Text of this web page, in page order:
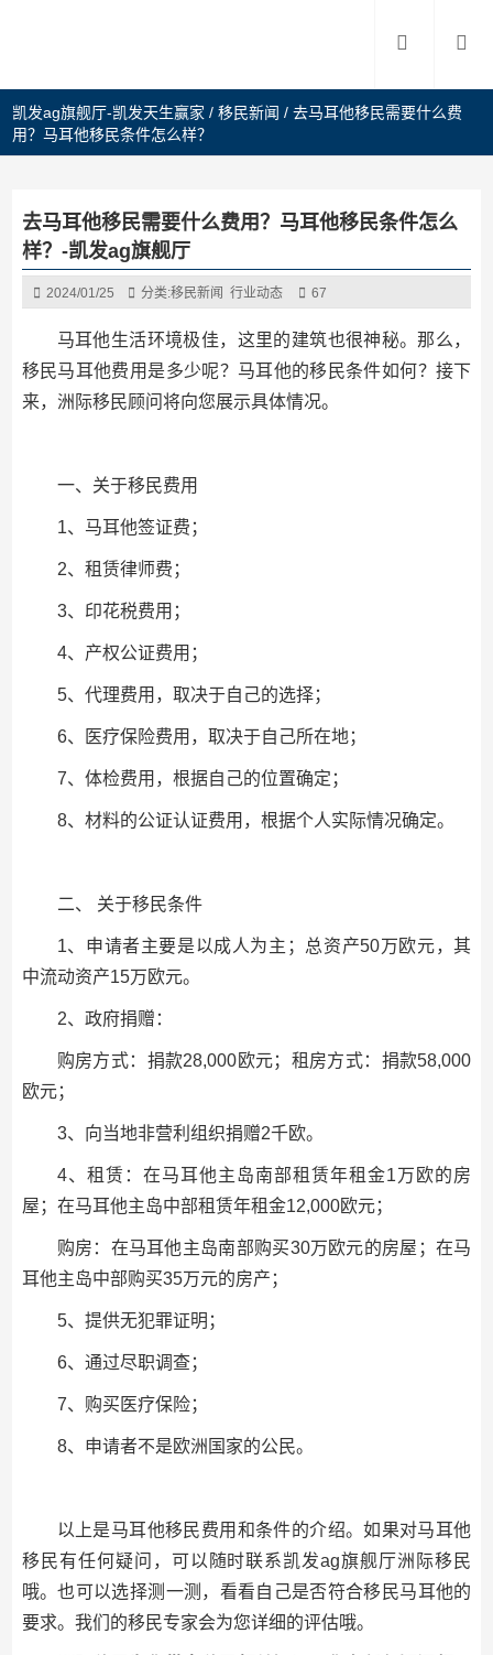
凯发ag旗舰厅-凯发天生赢家 /移民新闻 /去马耳他移民需要什么费
用？马耳他移民条件怎么样？
去马耳他移民需要什么费用？马耳他移民条件怎么
样？-凯发ag旗舰厅
2024/01/25 分类:移民新闻 行业动态 67
马耳他生活环境极佳，这里的建筑也很神秘。那么，
移民马耳他费用是多少呢？马耳他的移民条件如何？接下
来，洲际移民顾问将向您展示具体情况。
一、关于移民费用
1、马耳他签证费；
2、租赁律师费；
3、印花税费用；
4、产权公证费用；
5、代理费用，取决于自己的选择；
6、医疗保险费用，取决于自己所在地；
7、体检费用，根据自己的位置确定；
8、材料的公证认证费用，根据个人实际情况确定。
二、 关于移民条件
1、申请者主要是以成人为主；总资产50万欧元，其
中流动资产15万欧元。
2、政府捐赠：
购房方式：捐款28,000欧元；租房方式：捐款58,000
欧元；
3、向当地非营利组织捐赠2千欧。
4、租赁：在马耳他主岛南部租赁年租金1万欧的房
屋；在马耳他主岛中部租赁年租金12,000欧元；
购房：在马耳他主岛南部购买30万欧元的房屋；在马
耳他主岛中部购买35万元的房产；
5、提供无犯罪证明；
6、通过尽职调查；
7、购买医疗保险；
8、申请者不是欧洲国家的公民。
以上是马耳他移民费用和条件的介绍。如果对马耳他
移民有任何疑问，可以随时联系凯发ag旗舰厅洲际移民
哦。也可以选择测一测，看看自己是否符合移民马耳他的
要求。我们的移民专家会为您详细的评估哦。